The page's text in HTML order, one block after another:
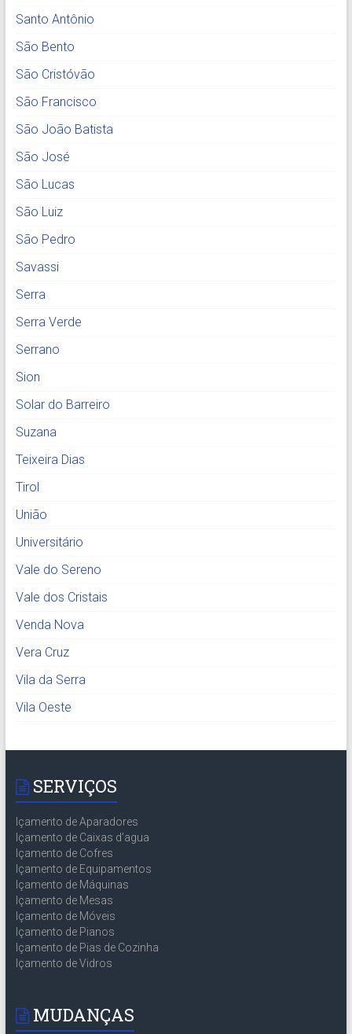
Santo Antônio
São Bento
São Cristóvão
São Francisco
São João Batista
São José
São Lucas
São Luiz
São Pedro
Savassi
Serra
Serra Verde
Serrano
Sion
Solar do Barreiro
Suzana
Teixeira Dias
Tirol
União
Universitário
Vale do Sereno
Vale dos Cristais
Venda Nova
Vera Cruz
Vila da Serra
Vila Oeste
SERVIÇOS
Içamento de Aparadores
Içamento de Caixas d’agua
Içamento de Cofres
Içamento de Equipamentos
Içamento de Máquinas
Içamento de Mesas
Içamento de Móveis
Içamento de Pianos
Içamento de Pias de Cozinha
Içamento de Vidros
MUDANÇAS